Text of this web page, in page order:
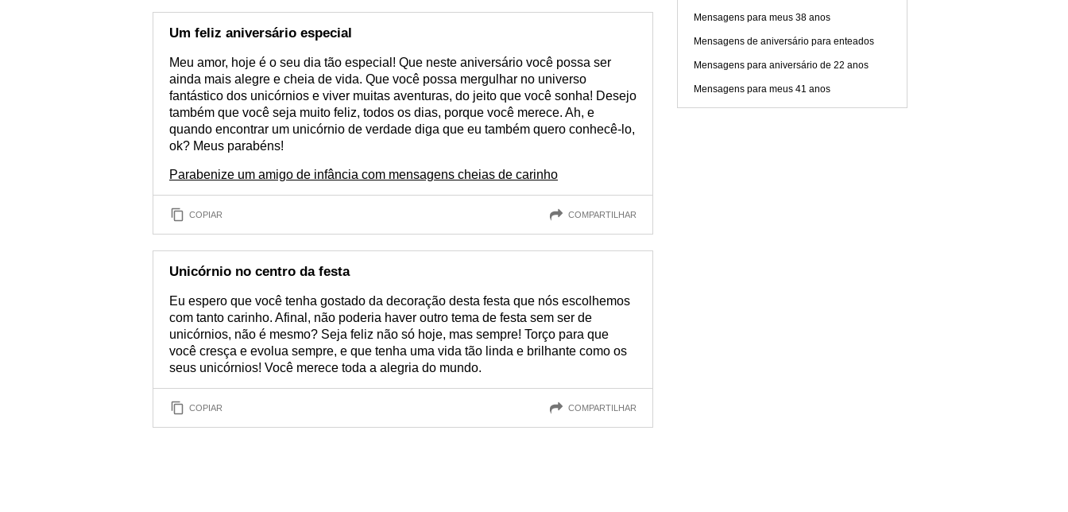
Um feliz aniversário especial
Meu amor, hoje é o seu dia tão especial! Que neste aniversário você possa ser
ainda mais alegre e cheia de vida. Que você possa mergulhar no universo
fantástico dos unicórnios e viver muitas aventuras, do jeito que você sonha! Desejo
também que você seja muito feliz, todos os dias, porque você merece. Ah, e
quando encontrar um unicórnio de verdade diga que eu também quero conhecê-lo,
ok? Meus parabéns!
Parabenize um amigo de infância com mensagens cheias de carinho
COPIAR COMPARTILHAR
Unicórnio no centro da festa
Eu espero que você tenha gostado da decoração desta festa que nós escolhemos
com tanto carinho. Afinal, não poderia haver outro tema de festa sem ser de
unicórnios, não é mesmo? Seja feliz não só hoje, mas sempre! Torço para que
você cresça e evolua sempre, e que tenha uma vida tão linda e brilhante como os
seus unicórnios! Você merece toda a alegria do mundo.
COPIAR COMPARTILHAR
Mensagens para meus 38 anos
Mensagens de aniversário para enteados
Mensagens para aniversário de 22 anos
Mensagens para meus 41 anos